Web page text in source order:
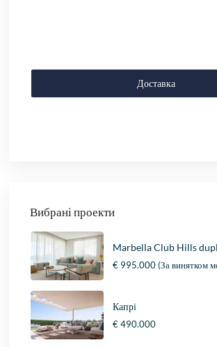
Доставка
Вибрані проекти
Marbella Club Hills
€ 995.000(За винятком
Капрі
€ 490.000